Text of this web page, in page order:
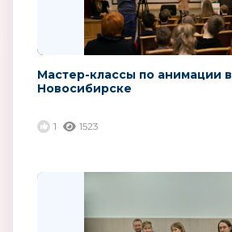
Мастер-классы по анимации в
Новосибирске
1 1523